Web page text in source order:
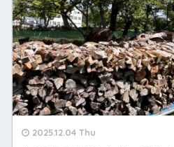
2025.12.04 Thu